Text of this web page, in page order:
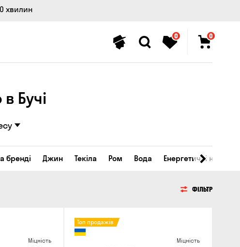
хвилин
0 0
Бучі
бренді Джин Текіла Ром Вода Енергетичні напої
ФІЛЬТР
Міцність Міцність
Топ продажів